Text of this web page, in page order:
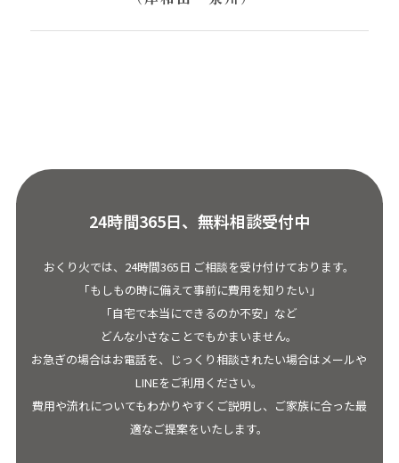
24時間365日、無料相談受付中
おくり火では、24時間365日 ご相談を受け付けております。
「もしもの時に備えて事前に費用を知りたい」
「自宅で本当にできるのか不安」など
どんな小さなことでもかまいません。
お急ぎの場合はお電話を、じっくり相談されたい場合はメールや
LINEをご利用ください。
費用や流れについてもわかりやすくご説明し、ご家族に合った最
適なご提案をいたします。